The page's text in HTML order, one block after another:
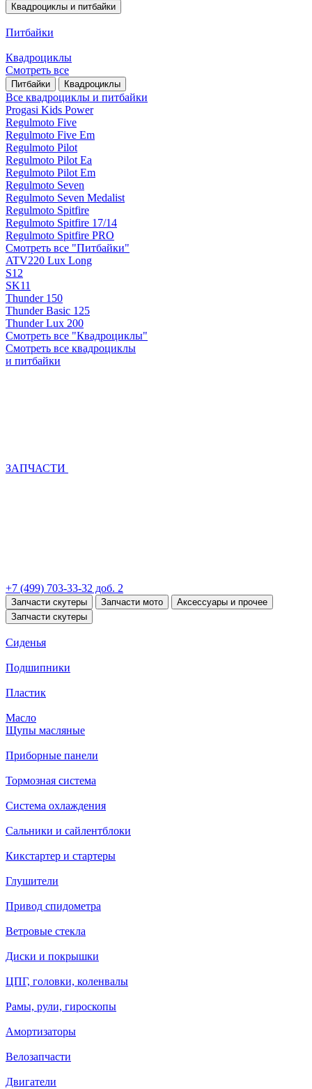
Квадроциклы и питбайки
Питбайки
Квадроциклы
Смотреть все
Питбайки Квадроциклы
Все квадроциклы и питбайки
Progasi Kids Power
Regulmoto Five
Regulmoto Five Em
Regulmoto Pilot
Regulmoto Pilot Ea
Regulmoto Pilot Em
Regulmoto Seven
Regulmoto Seven Medalist
Regulmoto Spitfire
Regulmoto Spitfire 17/14
Regulmoto Spitfire PRO
Смотреть все "Питбайки"
ATV220 Lux Long
S12
SK11
Thunder 150
Thunder Basic 125
Thunder Lux 200
Смотреть все "Квадроциклы"
Смотреть все квадроциклы
и питбайки
ЗАПЧАСТИ
+7 (499) 703-33-32 доб. 2
Запчасти скутеры Запчасти мото
Аксессуары и прочее
Запчасти скутеры
Сиденья
Подшипники
Пластик
Масло
Щупы масляные
Приборные панели
Тормозная система
Система охлаждения
Сальники и сайлентблоки
Кикстартер и стартеры
Глушители
Привод спидометра
Ветровые стекла
Диски и покрышки
ЦПГ, головки, коленвалы
Рамы, рули, гироскопы
Амортизаторы
Велозапчасти
Двигатели